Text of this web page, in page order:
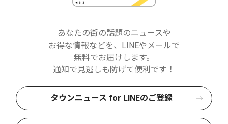
あなたの街の話題のニュースや
お得な情報などを、LINEやメールで
無料でお届けします。
通知で見逃しも防げて便利です！
タウンニュース for LINEのご登録